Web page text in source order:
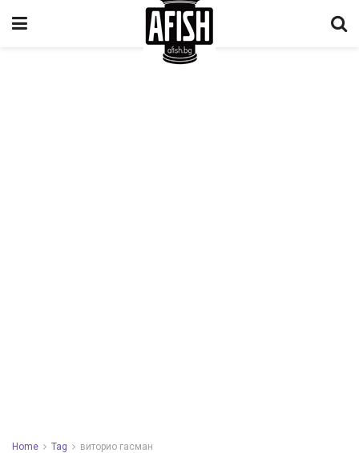
Home Tag виторио гасман